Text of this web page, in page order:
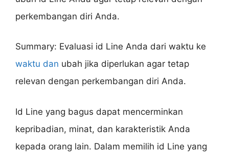
perkembangan diri Anda.
Summary: Evaluasi id Line Anda dari waktu ke
waktu dan ubah jika diperlukan agar tetap
relevan dengan perkembangan diri Anda.
Id Line yang bagus dapat mencerminkan
kepribadian, minat, dan karakteristik Anda
kepada orang lain. Dalam memilih id Line yang